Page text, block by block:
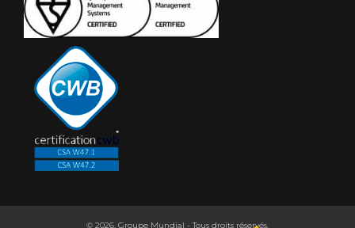
© 2026. Groupe Mundial - Tous droits réservés.